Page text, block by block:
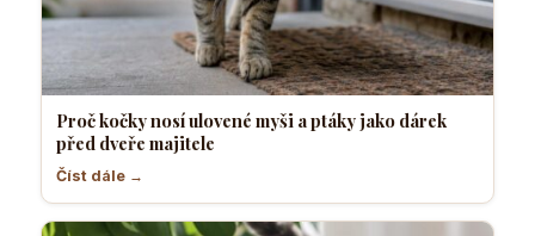
Proč kočky nosí ulovené myši a ptáky jako dárek
před dveře majitele
Číst dále →